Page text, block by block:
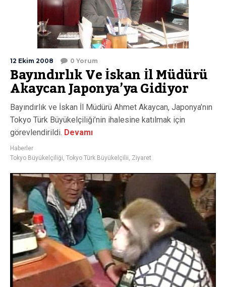
12 Ekim 2008 0 Yorum
Bayındırlık Ve İskan İl Müdürü
Akaycan Japonya’ya Gidiyor
Bayındırlık ve İskan İl Müdürü Ahmet Akaycan, Japonya’nın
Tokyo Türk Büyükelçiliği’nin ihalesine katılmak için
görevlendirildi. Devamı
Haberler
Tokyo Büyükelçiliği, Tokyo Türk Büyükelçilii, Ziyaret